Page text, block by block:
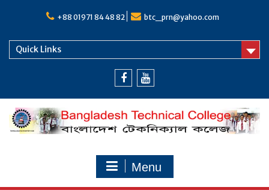
+88 01971 84 48 82 btc_prn@yahoo.com
Quick Links
Menu